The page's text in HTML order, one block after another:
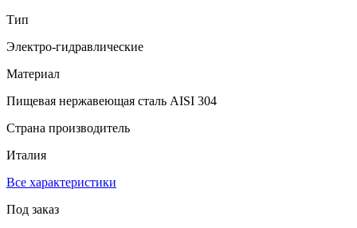
Тип
Электро-гидравлические
Материал
Пищевая нержавеющая сталь AISI 304
Страна производитель
Италия
Все характеристики
Под заказ